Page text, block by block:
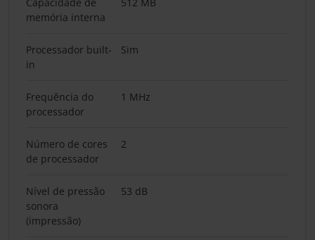
memória interna
Processador built-
in
Sim
Frequência do
processador
1 MHz
Número de cores
de processador
2
Nível de pressão
sonora
(impressão)
53 dB